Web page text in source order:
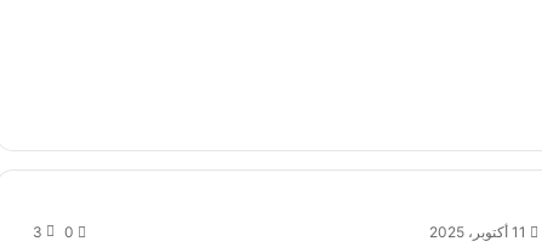
11 أكتوبر، 2025 0
3